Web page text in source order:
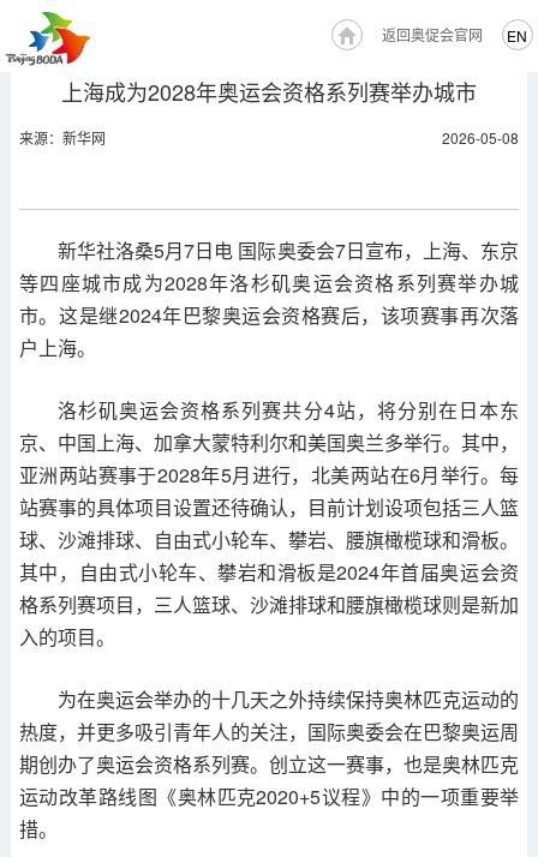
EN
返回奥促会官网
上海成为2028年奥运会资格系列赛举办城市
来源：新华网 2026-05-08
新华社洛桑5月7日电 国际奥委会7日宣布，上海、东京
等四座城市成为2028年洛杉矶奥运会资格系列赛举办城
市。这是继2024年巴黎奥运会资格赛后，该项赛事再次落
户上海。
洛杉矶奥运会资格系列赛共分4站，将分别在日本东
京、中国上海、加拿大蒙特利尔和美国奥兰多举行。其中，
亚洲两站赛事于2028年5月进行，北美两站在6月举行。每
站赛事的具体项目设置还待确认，目前计划设项包括三人篮
球、沙滩排球、自由式小轮车、攀岩、腰旗橄榄球和滑板。
其中，自由式小轮车、攀岩和滑板是2024年首届奥运会资
格系列赛项目，三人篮球、沙滩排球和腰旗橄榄球则是新加
入的项目。
为在奥运会举办的十几天之外持续保持奥林匹克运动的
热度，并更多吸引青年人的关注，国际奥委会在巴黎奥运周
期创办了奥运会资格系列赛。创立这一赛事，也是奥林匹克
运动改革路线图《奥林匹克2020+5议程》中的一项重要举
措。